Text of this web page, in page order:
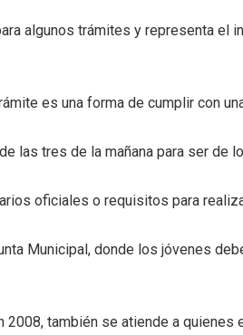
algunos trámites y representa el
es una forma de cumplir con
las tres de la mañana para ser de
oficiales o requisitos para
Municipal, donde los jóvenes
también se atiende a quienes